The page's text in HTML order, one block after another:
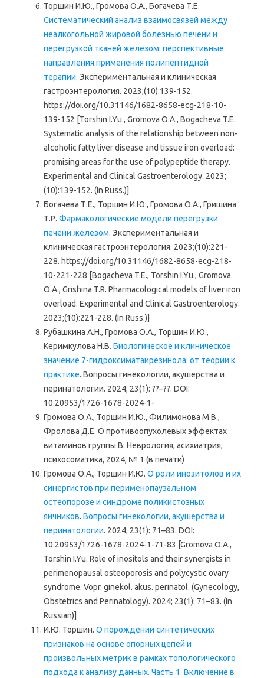
Торшин И.Ю., Громова О.А., Богачева Т.Е.
Систематический анализ взаимосвязей между
неалкогольной жировой болезнью печени и
перегрузкой тканей железом: перспективные
направления применения полипептидной
терапии. Экспериментальная и клиническая
гастроэнтерология. 2023;(10):139-152.
https://doi.org/10.31146/1682-8658-ecg-218-10-
139-152 [Torshin I.Yu., Gromova O.A., Bogacheva T.E.
Systematic analysis of the relationship between non-
alcoholic fatty liver disease and tissue iron overload:
promising areas for the use of polypeptide therapy.
Experimental and Clinical Gastroenterology. 2023;
(10):139-152. (In Russ.)]
Богачева Т.Е., Торшин И.Ю., Громова О.А., Гришина
Т.Р. Фармакологические модели перегрузки
печени железом. Экспериментальная и
клиническая гастроэнтерология. 2023;(10):221-
228. https://doi.org/10.31146/1682-8658-ecg-218-
10-221-228 [Bogacheva T.E., Torshin I.Yu., Gromova
O.A., Grishina T.R. Pharmacological models of liver iron
overload. Experimental and Clinical Gastroenterology.
2023;(10):221-228. (In Russ.)]
Рубашкина А.Н., Громова О.А., Торшин И.Ю.,
Керимкулова Н.В. Биологическое и клиническое
значение 7-гидроксиматаирезинола: от теории к
практике. Вопросы гинекологии, акушерства и
перинатологии. 2024; 23(1): ??–??. DOI:
10.20953/1726-1678-2024-1-
Громова О.А., Торшин И.Ю., Филимонова М.В.,
Фролова Д.Е. О противоопухолевых эффектах
витаминов группы В. Неврология, асихиатрия,
психосоматика, 2024, № 1 (в печати)
Громова О.А., Торшин И.Ю. О роли инозитолов и их
синергистов при перименопаузальном
остеопорозе и синдроме поликистозных
яичников. Вопросы гинекологии, акушерства и
перинатологии. 2024; 23(1): 71–83. DOI:
10.20953/1726-1678-2024-1-71-83 [Gromova O.A.,
Torshin I.Yu. Role of inositols and their synergists in
perimenopausal osteoporosis and polycystic ovary
syndrome. Vopr. ginekol. akus. perinatol. (Gynecology,
Obstetrics and Perinatology). 2024; 23(1): 71–83. (In
Russian)]
И.Ю. Торшин. О порождении синтетических
признаков на основе опорных цепей и
произвольных метрик в рамках топологического
подхода к анализу данных. Часть 1. Включение в